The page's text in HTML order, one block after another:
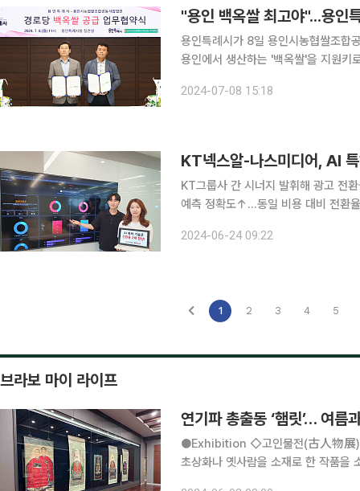
용인특례시가 8일 용인시농협쌀조합
용인에서 생산하는 '백옥쌀'을 지원키로 했다. 이날 협약식에는 이상일 용인특례시
삼농협 조합장, 이호재 남사농협 조
2024-07-08 15:18
KT넥스알-나스미디어, AI
KT그룹사 간 시너지 발휘해 광고 전
예측 정확도↑…동일 비용 대비 전환율 2배 KT그룹의 빅데이터 전문기업 KT넥스알
술의 특허(특허명: Customer
2024-06-24 09:22
1 2 3 4 5
브라보 마이 라이프
연기파 총출동 ‘햄릿’… 여름
●Exhibition ◇고인물전(古人物展) 일정 6월 30일까지 장소 화정박물관 화정박물관이 소장한
초상화나 옛사람을 소재로 한 작품을